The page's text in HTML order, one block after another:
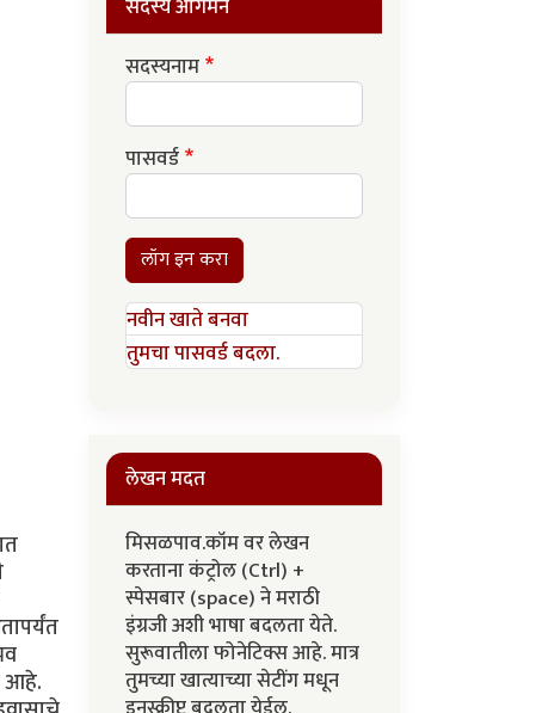
आहे.
सदस्य आगमन
सदस्यनाम
पासवर्ड
लॉग इन करा
नवीन खाते बनवा
तुमचा पासवर्ड बदला.
लेखन मदत
मिसळपाव.कॉम वर लेखन
करताना कंट्रोल (Ctrl) +
स्पेसबार (space) ने मराठी
इंग्रजी अशी भाषा बदलता येते.
सुरूवातीला फोनेटिक्स आहे. मात्र
तुमच्या खात्याच्या सेटींग मधून